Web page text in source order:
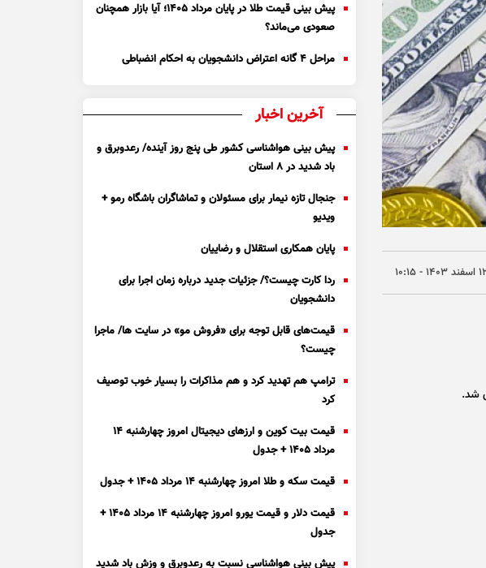
پیش بینی قیمت طلا در پایان مرداد 1405؛ آیا بازار همچنان
صعودی می‌ماند؟
مراحل ۴ گانه اعتراض دانشجویان به احکام انضباطی
آخرین اخبار
پیش بینی هواشناسی کشور طی پنج روز آینده/ رعدوبرق و
باد شدید در ۸ استان
جنجال تازه نیمار برای مسئولان و تماشاگران باشگاه رمو +
ویدیو
پایان همکاری استقلال و رضاییان
ردا کارت چیست؟/ جزئیات جدید درباره زمان اجرا برای
دانشجویان
قیمت‌های قابل توجه برای «فروش مو» در سایت ها/ ماجرا
چیست؟
ترامپ هم تهدید کرد و هم مذاکرات را بسیار خوب توصیف
کرد
قیمت بیت کوین و ارز‌های دیجیتال امروز چهارشنبه ۱۴
مرداد ۱۴۰۵ + جدول
قیمت سکه و طلا امروز چهارشنبه ۱۴ مرداد ۱۴۰۵ + جدول
قیمت دلار و قیمت یورو امروز چهارشنبه ۱۴ مرداد ۱۴۰۵ +
جدول
پیش بینی هواشناسی نسبت به رعدوبرق و وزش باد شدید